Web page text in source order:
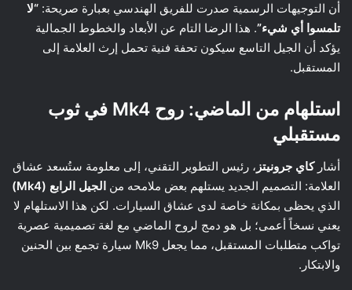
أن التوجيهات الرسمية صدرت للفريق الهندسي بعبارة صريحة: “لا
تلمسوا أي شيء”. هذا الرضا التام عن الأبعاد والخطوط الجمالية
يؤكد أن الجيل التاسع سيكون تحفة فنية تحمل إرث العلامة إلى
المستقبل.
استلهام من الماضي: روح Mk4 في ثوب
مستقبلي
أشاركاي جرونيتز ، رئيس التطوير التقني، إلى معلومة ستُسعد عشاق
العلامة: التصميم الجديد يستلهم بعض ملامحه من الجيل الرابع (Mk4)
الذي يحظى بمكانة خاصة لدى عشاق السيارات. لكن هذا الاستلهام لا
يعني نسخاً أعمى؛ بل هو دمج لروح الماضي مع لغة تصميمية عصرية
تواكب متطلبات المستقبل، مما يجعل Mk9 سيارة تجمع بين الحنين
والابتكار.